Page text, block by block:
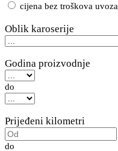
cijena bez troškova uvoza
Oblik karoserije
Godina proizvodnje
do
Prijeđeni kilometri
do